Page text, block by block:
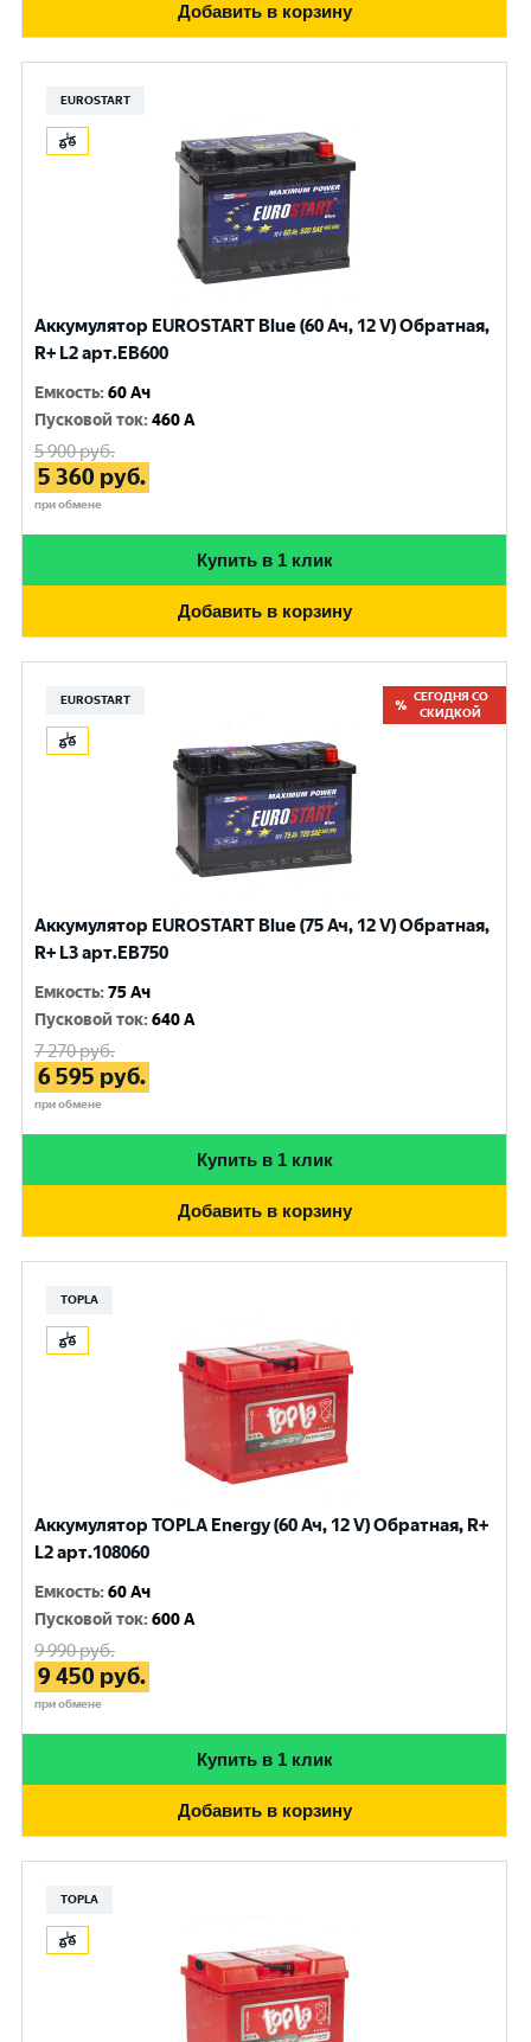
Добавить в корзину
EUROSTART
Аккумулятор EUROSTART Blue (60 Ач, 12 V) Обратная,
R+ L2 арт.EB600
Емкость:60 Ач
Пусковой ток:460 A
5 900руб.
5 360 руб.
при обмене
Купить в 1 клик
Добавить в корзину
EUROSTART
СЕГОДНЯ СО
СКИДКОЙ
Аккумулятор EUROSTART Blue (75 Ач, 12 V) Обратная,
R+ L3 арт.EB750
Емкость:75 Ач
Пусковой ток:640 A
7 270руб.
6 595 руб.
при обмене
Купить в 1 клик
Добавить в корзину
TOPLA
Аккумулятор TOPLA Energy (60 Ач, 12 V) Обратная, R+
L2 арт.108060
Емкость:60 Ач
Пусковой ток:600 A
9 990руб.
9 450 руб.
при обмене
Купить в 1 клик
Добавить в корзину
TOPLA